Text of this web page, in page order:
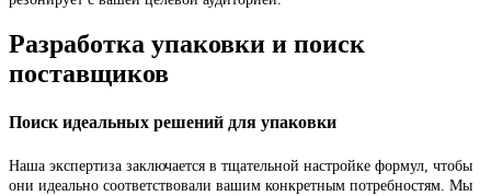
Разработка упаковки и поиск
поставщиков
Поиск идеальных решений для упаковки
Наша экспертиза заключается в тщательной настройке формул, чтобы
они идеально соответствовали вашим конкретным потребностям. Мы